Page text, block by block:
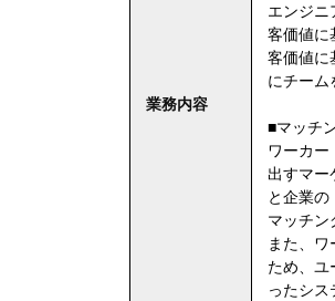
業務内容
エンジ
客価値に
客価値に
にチーム
■マッチ
ワーカ
出すマー
と企業
マッチン
また、
ため、
ったシス